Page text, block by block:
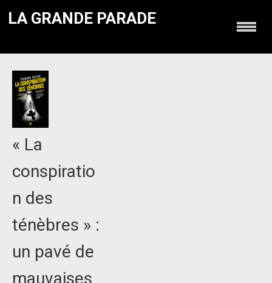
LA GRANDE PARADE
« La
conspiratio
n des
ténèbres » :
un pavé de
mauvaises